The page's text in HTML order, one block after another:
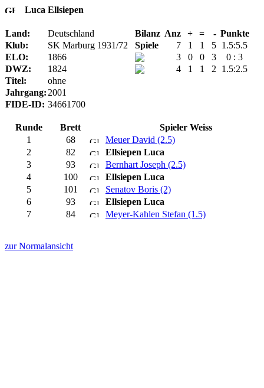
Luca Ellsiepen
Land: Deutschland Bilanz Anz + = - Punkte
Klub:
SK Marburg 1931/72 Spiele 7 1 1 5 1.5:5.5
ELO:
1866 3 0 0 3
0 : 3
DWZ:
1824 4 1 1 2
1.5:2.5
Titel:
ohne
Jahrgang: 2001
FIDE-ID: 34661700
Runde Brett
Spieler Weiss
1
68
Meuer David (2.5)
2
82
Ellsiepen Luca
3
93
Bernhart Joseph (2.5)
4
100
Ellsiepen Luca
5
101
Senatov Boris (2)
6
93
Ellsiepen Luca
7
84 Meyer-Kahlen Stefan (1.5)
zur Normalansicht